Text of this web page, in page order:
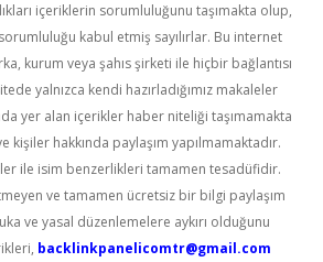
içeriklerin sorumluluğunu taşımakta olup,
kabul etmiş sayılırlar. Bu internet
kurum veya şahıs şirketi ile hiçbir bağlantısı
yalnızca kendi hazırladığımız makaleler
yer alan içerikler haber niteliği taşımamakta
kişiler hakkında paylaşım yapılmamaktadır.
ile isim benzerlikleri tamamen tesadüfidir.
ve tamamen ücretsiz bir bilgi paylaşım
ve yasal düzenlemelere aykırı olduğunu
backlinkpanelicomtr@gmail.com